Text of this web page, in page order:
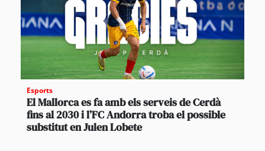
Esports
El Mallorca es fa amb els serveis de Cerdà
fins al 2030 i l’FC Andorra troba el possible
substitut en Julen Lobete